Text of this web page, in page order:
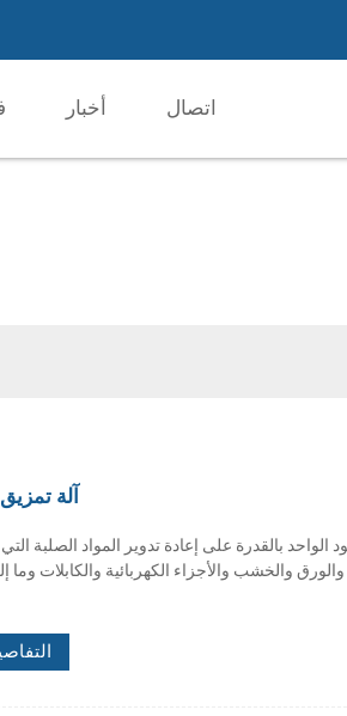
أخبار اتصال
آلة
الواحد بالقدرة على إعادة تدوير المواد الصلبة
والخشب والأجزاء الكهربائية والكابلات وما